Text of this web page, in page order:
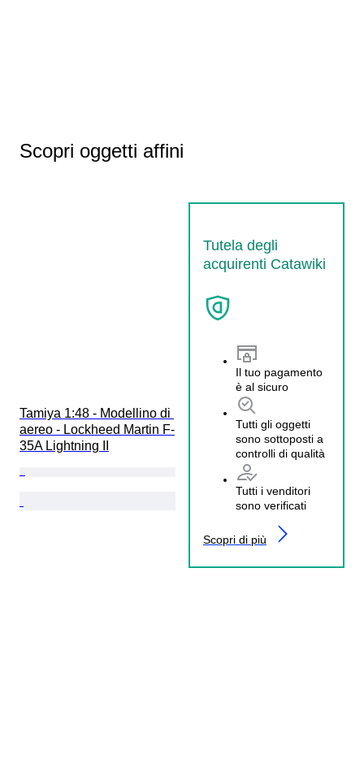
Scopri oggetti affini
Tutela degli
acquirenti Catawiki
Il tuo pagamento
è al sicuro
Tutti gli oggetti
sono sottoposti a
controlli di qualità
Tutti i venditori
sono verificati
Scopri di più
Tamiya 1:48 - Modellino di
aereo - Lockheed Martin F-
35A Lightning II